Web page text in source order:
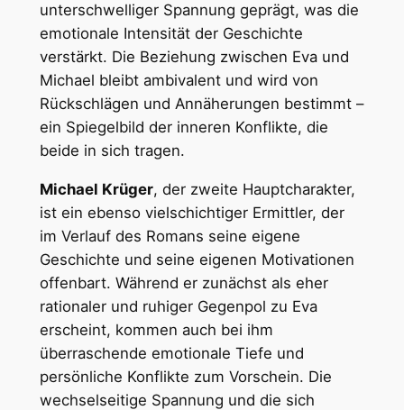
unterschwelliger Spannung geprägt, was die
emotionale Intensität der Geschichte
verstärkt. Die Beziehung zwischen Eva und
Michael bleibt ambivalent und wird von
Rückschlägen und Annäherungen bestimmt –
ein Spiegelbild der inneren Konflikte, die
beide in sich tragen.
Michael Krüger, der zweite Hauptcharakter,
ist ein ebenso vielschichtiger Ermittler, der
im Verlauf des Romans seine eigene
Geschichte und seine eigenen Motivationen
offenbart. Während er zunächst als eher
rationaler und ruhiger Gegenpol zu Eva
erscheint, kommen auch bei ihm
überraschende emotionale Tiefe und
persönliche Konflikte zum Vorschein. Die
wechselseitige Spannung und die sich